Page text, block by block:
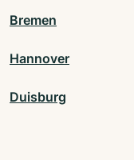
Bremen
Hannover
Duisburg